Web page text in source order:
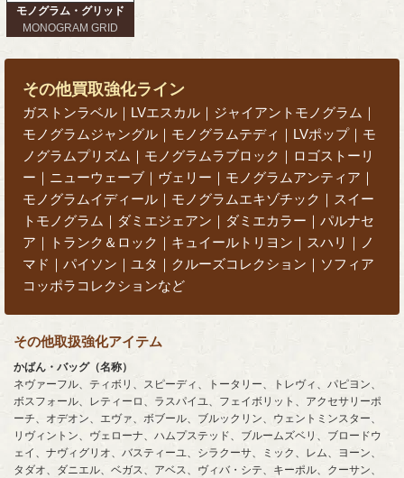
モノグラム・グリッド
MONOGRAM GRID
その他買取強化ライン
ガストンラベル｜LVエスカル｜ジャイアントモノグラム｜
モノグラムジャングル｜モノグラムテディ｜LVポップ｜モ
ノグラムプリズム｜モノグラムラブロック｜ロゴストーリ
ー｜ニューウェーブ｜ヴェリー｜モノグラムアンティア｜
モノグラムイディール｜モノグラムエキゾチック｜スイー
トモノグラム｜ダミエジェアン｜ダミエカラー｜パルナセ
ア｜トランク＆ロック｜キュイールトリヨン｜スハリ｜ノ
マド｜パイソン｜ユタ｜クルーズコレクション｜ソフィア
コッポラコレクションなど
その他取扱強化アイテム
かばん・バッグ（名称）
ネヴァーフル、ティボリ、スピーディ、トータリー、トレヴィ、パピヨン、
ボスフォール、レティーロ、ラスパイユ、フェイボリット、アクセサリーポ
ーチ、オデオン、エヴァ、ボブール、ブルックリン、ウェントミンスター、
リヴィントン、ヴェローナ、ハムプステッド、ブルームズベリ、ブロードウ
ェイ、ナヴィグリオ、バスティーユ、シラクーサ、ミック、レム、ヨーン、
タダオ、ダニエル、ベガス、アベス、ヴィバ・シテ、キーポル、クーサン、